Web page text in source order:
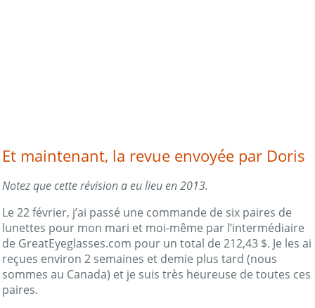
Et maintenant, la revue envoyée par Doris
Notez que cette révision a eu lieu en 2013.
Le 22 février, j’ai passé une commande de six paires de
lunettes pour mon mari et moi-même par l’intermédiaire
de GreatEyeglasses.com pour un total de 212,43 $. Je les ai
reçues environ 2 semaines et demie plus tard (nous
sommes au Canada) et je suis très heureuse de toutes ces
paires.